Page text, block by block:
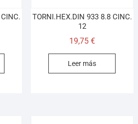
TORNI.HEX.DIN 933 8.8 CINC.
12
19,75 €
Leer más